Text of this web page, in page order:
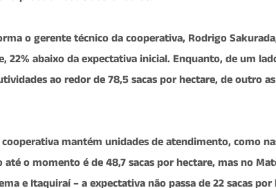
o gerente técnico da cooperativa, Rodrigo
22% abaixo da expectativa inicial. Enquanto, de um
ao redor de 78,5 sacas por hectare, de outro
mantém unidades de atendimento, como
até o momento é de 48,7 sacas por hectare, mas no